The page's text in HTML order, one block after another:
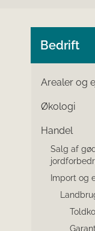
Bedrift
Arealer og
Økologi
Handel
Salg af
Import og